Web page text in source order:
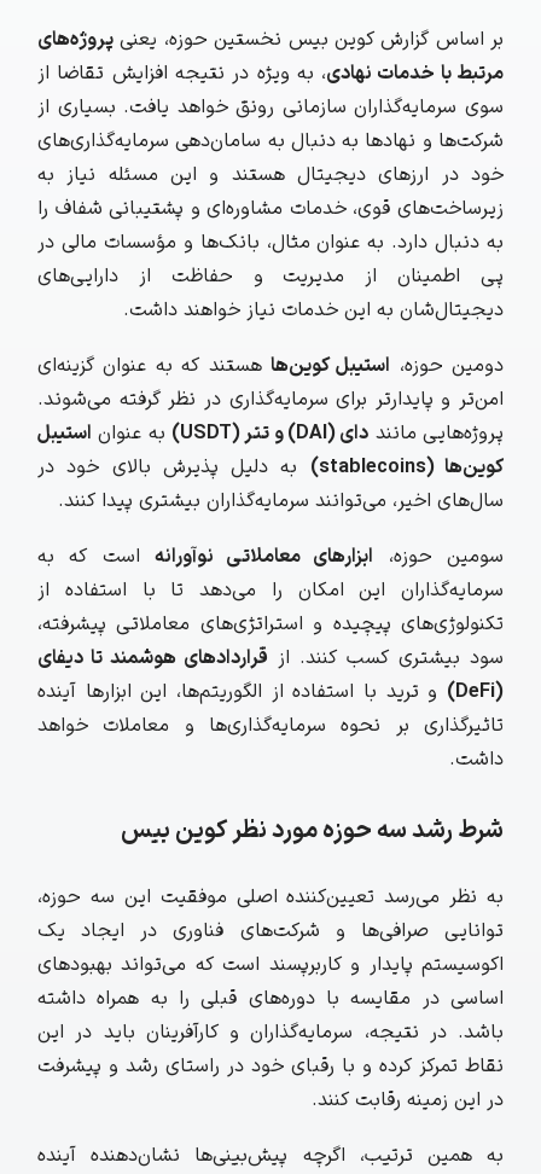
بر اساس گزارش کوین بیس نخستین حوزه، یعنی پروژه‌های
مرتبط با خدمات نهادی، به ویژه در نتیجه افزایش تقاضا از
سوی سرمایه‌گذاران سازمانی رونق خواهد یافت. بسیاری از
شرکت‌ها و نهادها به دنبال به سامان‌دهی سرمایه‌گذاری‌های
خود در ارزهای دیجیتال هستند و این مسئله نیاز به
زیرساخت‌های قوی، خدمات مشاوره‌ای و پشتیبانی شفاف را
به دنبال دارد. به عنوان مثال، بانک‌ها و مؤسسات مالی در
پی اطمینان از مدیریت و حفاظت از دارایی‌های
دیجیتال‌شان به این خدمات نیاز خواهند داشت.
دومین حوزه، استیبل کوین‌ها هستند که به عنوان گزینه‌ای
امن‌تر و پایدارتر برای سرمایه‌گذاری در نظر گرفته می‌شوند.
پروژه‌هایی مانند دای (DAI) و تتر (USDT) به عنوان استیبل
کوین‌ها (stablecoins)
به دلیل پذیرش بالای خود در
سال‌های اخیر، می‌‌توانند سرمایه‌گذاران بیشتری پیدا کنند.
سومین حوزه، ابزارهای معاملاتی نوآورانه است که به
سرمایه‌گذاران این امکان را می‌دهد تا با استفاده از
تکنولوژی‌های پیچیده و استراتژی‌های معاملاتی پیشرفته،
سود بیشتری کسب کنند. از قراردادهای هوشمند تا دیفای
(DeFi)
و ترید با استفاده از الگوریتم‌ها، این ابزارها آینده
تاثیرگذاری بر نحوه سرمایه‌گذاری‌ها و معاملات خواهد
داشت.
شرط رشد سه حوزه مورد نظر کوین بیس
به نظر می‌رسد تعیین‌کننده اصلی موفقیت این سه حوزه،
توانایی صرافی‌ها و شرکت‌های فناوری در ایجاد یک
اکوسیستم پایدار و کاربرپسند است که می‌تواند بهبودهای
اساسی در مقایسه با دوره‌های قبلی را به همراه داشته
باشد. در نتیجه، سرمایه‌گذاران و کارآفرینان باید در این
نقاط تمرکز کرده و با رقبای خود در راستای رشد و پیشرفت
در این زمینه رقابت کنند.
به همین ترتیب، اگرچه پیش‌بینی‌ها نشان‌دهنده آینده